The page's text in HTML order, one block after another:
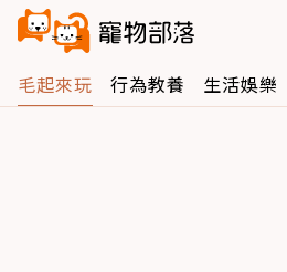
毛起來玩 行為教養 生活娛樂